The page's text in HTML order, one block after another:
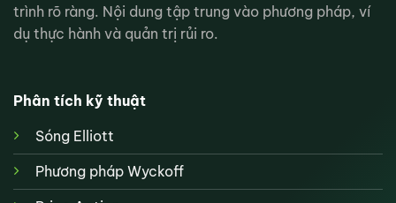
trình rõ ràng. Nội dung tập trung vào phương pháp, ví
dụ thực hành và quản trị rủi ro.
Phân tích kỹ thuật
Sóng Elliott
Phương pháp Wyckoff